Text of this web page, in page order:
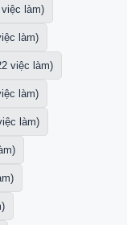
việc làm)
làm)
việc làm)
làm)
làm)